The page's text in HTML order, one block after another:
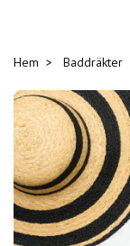
Hem Baddräkter